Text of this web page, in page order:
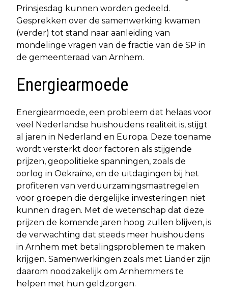
Prinsjesdag kunnen worden gedeeld.
Gesprekken over de samenwerking kwamen
(verder) tot stand naar aanleiding van
mondelinge vragen van de fractie van de SP in
de gemeenteraad van Arnhem.
Energiearmoede
Energiearmoede, een probleem dat helaas voor
veel Nederlandse huishoudens realiteit is, stijgt
al jaren in Nederland en Europa. Deze toename
wordt versterkt door factoren als stijgende
prijzen, geopolitieke spanningen, zoals de
oorlog in Oekraïne, en de uitdagingen bij het
profiteren van verduurzamingsmaatregelen
voor groepen die dergelijke investeringen niet
kunnen dragen. Met de wetenschap dat deze
prijzen de komende jaren hoog zullen blijven, is
de verwachting dat steeds meer huishoudens
in Arnhem met betalingsproblemen te maken
krijgen. Samenwerkingen zoals met Liander zijn
daarom noodzakelijk om Arnhemmers te
helpen met hun geldzorgen.